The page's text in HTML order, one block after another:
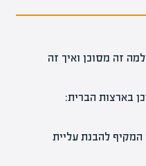
זה מסוכן ואיך זה
בארצות הברית:
המקיף להבנת עליית